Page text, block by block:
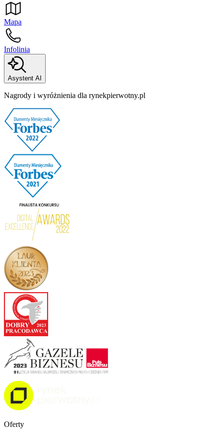
Mapa
Infolinia
Asystent AI
Nagrody i wyróżnienia dla rynekpierwotny.pl
Oferty